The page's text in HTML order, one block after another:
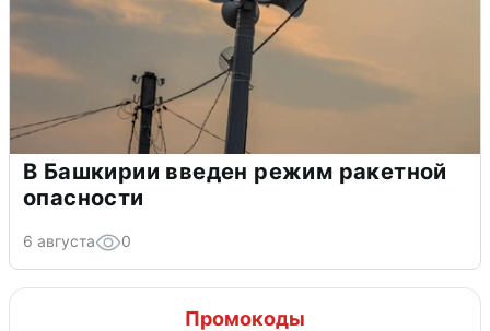
В Башкирии введен режим ракетной
опасности
6 августа 0
Промокоды